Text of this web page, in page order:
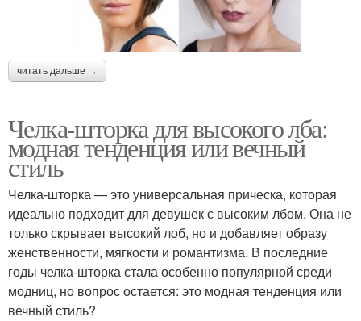
читать дальше →
Челка-шторка для высокого лба:
модная тенденция или вечный
стиль
Челка-шторка — это универсальная прическа, которая
идеально подходит для девушек с высоким лбом. Она не
только скрывает высокий лоб, но и добавляет образу
женственности, мягкости и романтизма. В последние
годы челка-шторка стала особенно популярной среди
модниц, но вопрос остается: это модная тенденция или
вечный стиль?